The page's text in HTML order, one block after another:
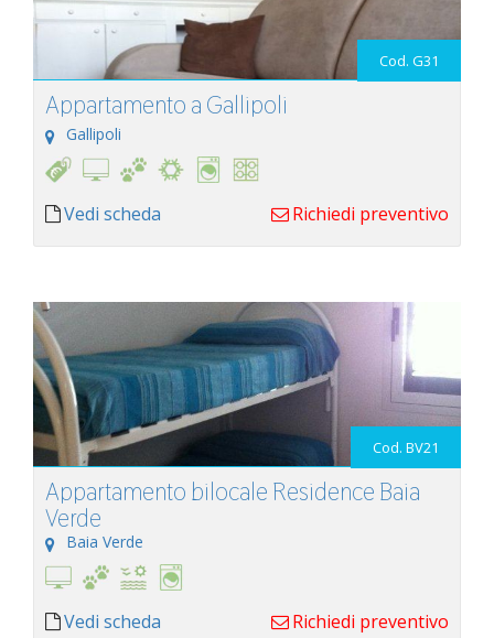
Cod. G31
Appartamento a Gallipoli
Gallipoli
Vedi scheda Richiedi preventivo
Cod. BV21
Appartamento bilocale Residence Baia
Verde
Baia Verde
Vedi scheda Richiedi preventivo